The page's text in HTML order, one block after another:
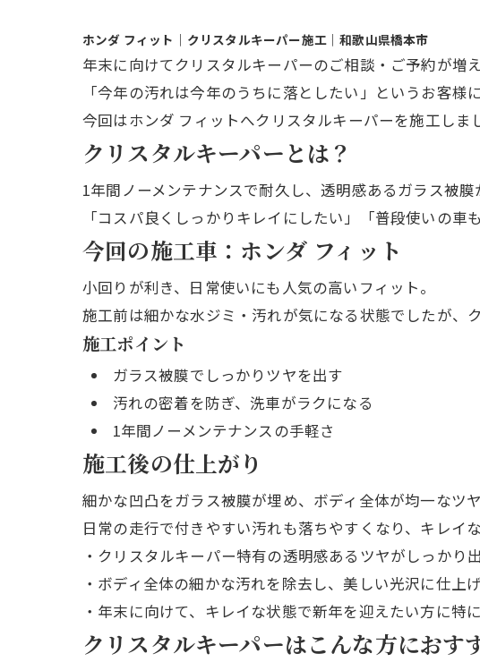
ホンダ フィット｜クリスタルキーパー施工｜和歌山県橋本市
年末に向けてクリスタルキーパーのご相談・ご予約が増え
「今年の汚れは今年のうちに落としたい」というお客様
今回はホンダ フィットへクリスタルキーパーを施工しま
クリスタルキーパーとは？
1年間ノーメンテナンスで耐久し、透明感あるガラス被膜
「コスパ良くしっかりキレイにしたい」「普段使いの車
今回の施工車：ホンダ フィット
小回りが利き、日常使いにも人気の高いフィット。
施工前は細かな水ジミ・汚れが気になる状態でしたが、
施工ポイント
ガラス被膜でしっかりツヤを出す
汚れの密着を防ぎ、洗車がラクになる
1年間ノーメンテナンスの手軽さ
施工後の仕上がり
細かな凹凸をガラス被膜が埋め、ボディ全体が均一なツ
日常の走行で付きやすい汚れも落ちやすくなり、キレイ
・クリスタルキーパー特有の透明感あるツヤがしっかり出
・ボディ全体の細かな汚れを除去し、美しい光沢に仕上げ
・年末に向けて、キレイな状態で新年を迎えたい方に特に
クリスタルキーパーはこんな方におす